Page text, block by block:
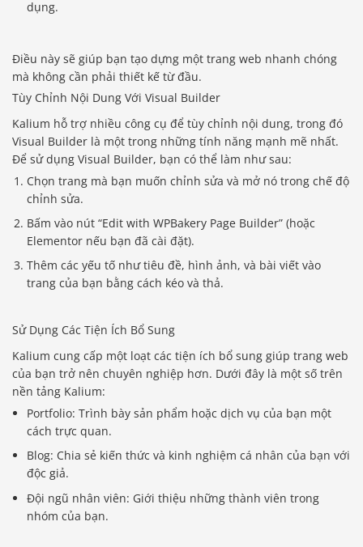
dụng.
Điều này sẽ giúp bạn tạo dựng một trang web nhanh chóng
mà không cần phải thiết kế từ đầu.
Tùy Chỉnh Nội Dung Với Visual Builder
Kalium hỗ trợ nhiều công cụ để tùy chỉnh nội dung, trong đó
Visual Builder là một trong những tính năng mạnh mẽ nhất.
Để sử dụng Visual Builder, bạn có thể làm như sau:
Chọn trang mà bạn muốn chỉnh sửa và mở nó trong chế độ
chỉnh sửa.
Bấm vào nút “Edit with WPBakery Page Builder” (hoặc
Elementor nếu bạn đã cài đặt).
Thêm các yếu tố như tiêu đề, hình ảnh, và bài viết vào
trang của bạn bằng cách kéo và thả.
Sử Dụng Các Tiện Ích Bổ Sung
Kalium cung cấp một loạt các tiện ích bổ sung giúp trang web
của bạn trở nên chuyên nghiệp hơn. Dưới đây là một số trên
nền tảng Kalium:
Portfolio: Trình bày sản phẩm hoặc dịch vụ của bạn một
cách trực quan.
Blog: Chia sẻ kiến thức và kinh nghiệm cá nhân của bạn với
độc giả.
Đội ngũ nhân viên: Giới thiệu những thành viên trong
nhóm của bạn.